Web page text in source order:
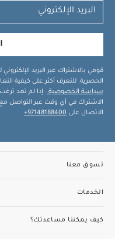
قومي بالاشتراك عبر البريد
الحصرية. للتعرف أكثر على كيفية
سياسة الخصوصية . إذا لم تعد
الاشتراك في أي وقت عبر التواصل مع
الاتصال على 97148188400+
.
تسوق معنا
الخدمات
كيف يمكننا مساعدتك؟